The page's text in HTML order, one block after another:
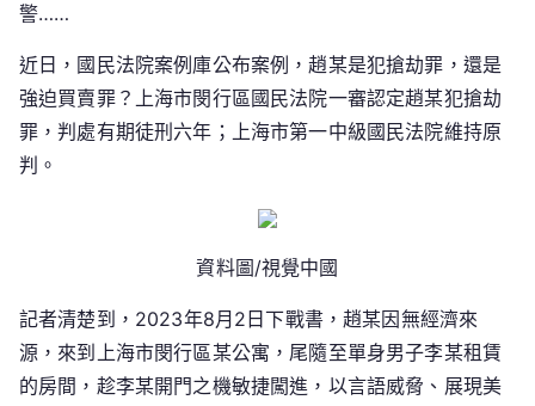
性
強
闖
借
網
貸
警……
近日，國民法院案例庫公布案例，趙某是犯搶劫罪，還是
強迫買賣罪？上海市閔行區國民法院一審認定趙某犯搶劫
罪，判處有期徒刑六年；上海市第一中級國民法院維持原
判。
資料圖/視覺中國
記者清楚到，2023年8月2日下戰書，趙某因無經濟來
源，來到上海市閔行區某公寓，尾隨至單身男子李某租賃
的房間，趁李某開門之機敏捷闖進，以言語威脅、展現美